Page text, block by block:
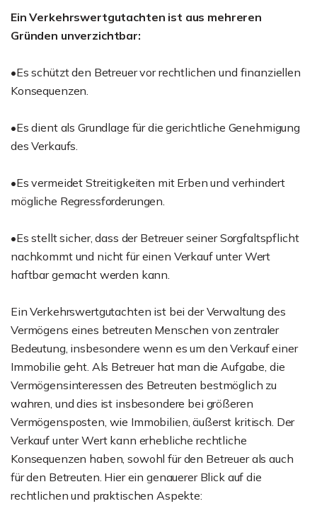
Ein Verkehrswertgutachten ist aus mehreren
Gründen unverzichtbar:
•Es schützt den Betreuer vor rechtlichen und finanziellen
Konsequenzen.
•Es dient als Grundlage für die gerichtliche Genehmigung
des Verkaufs.
•Es vermeidet Streitigkeiten mit Erben und verhindert
mögliche Regressforderungen.
•Es stellt sicher, dass der Betreuer seiner Sorgfaltspflicht
nachkommt und nicht für einen Verkauf unter Wert
haftbar gemacht werden kann.
Ein Verkehrswertgutachten ist bei der Verwaltung des
Vermögens eines betreuten Menschen von zentraler
Bedeutung, insbesondere wenn es um den Verkauf einer
Immobilie geht. Als Betreuer hat man die Aufgabe, die
Vermögensinteressen des Betreuten bestmöglich zu
wahren, und dies ist insbesondere bei größeren
Vermögensposten, wie Immobilien, äußerst kritisch. Der
Verkauf unter Wert kann erhebliche rechtliche
Konsequenzen haben, sowohl für den Betreuer als auch
für den Betreuten. Hier ein genauerer Blick auf die
rechtlichen und praktischen Aspekte: